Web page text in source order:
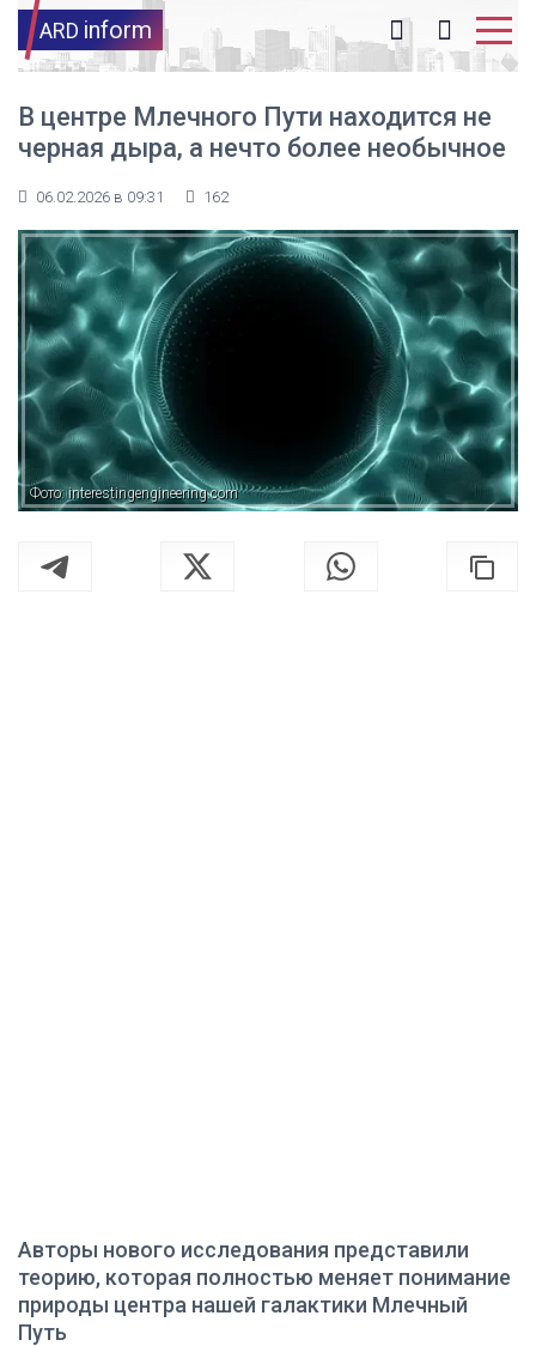
ARD inform
В центре Млечного Пути находится не
черная дыра, а нечто более необычное
06.02.2026 в 09:31 162
Фото: interestingengineering.com
Авторы нового исследования представили
теорию, которая полностью меняет понимание
природы центра нашей галактики Млечный
Путь